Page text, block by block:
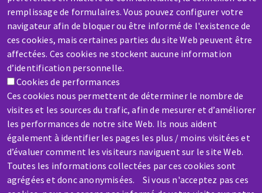
remplissage de formulaires. Vous pouvez configurer votre
navigateur afin de bloquer ou être informé de l'existence de
ces cookies, mais certaines parties du site Web peuvent être
affectées. Ces cookies ne stockent aucune information
d’identification personnelle.
Cookies de performances
Ces cookies nous permettent de déterminer le nombre de
visites et les sources du trafic, afin de mesurer et d’améliorer
les performances de notre site Web. Ils nous aident
également à identifier les pages les plus / moins visitées et
d’évaluer comment les visiteurs naviguent sur le site Web.
Toutes les informations collectées par ces cookies sont
agrégées et donc anonymisées. Si vous n'acceptez pas ces
Contact-us
Skip
to
main
content